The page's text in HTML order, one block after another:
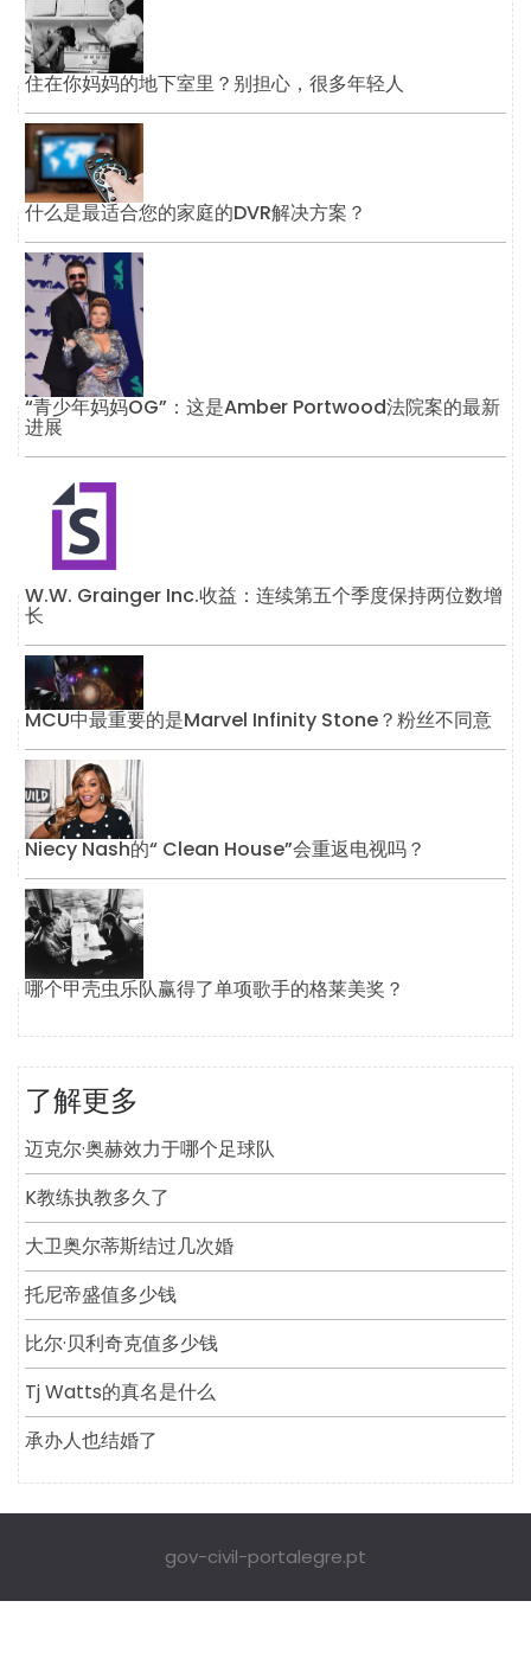
住在你妈妈的地下室里？别担心，很多年轻人
什么是最适合您的家庭的DVR解决方案？
“青少年妈妈OG”：这是Amber Portwood法院案的最新
进展
W.W. Grainger Inc.收益：连续第五个季度保持两位数增
长
MCU中最重要的是Marvel Infinity Stone？粉丝不同意
Niecy Nash的“ Clean House”会重返电视吗？
哪个甲壳虫乐队赢得了单项歌手的格莱美奖？
了解更多
迈克尔·奥赫效力于哪个足球队
K教练执教多久了
大卫奥尔蒂斯结过几次婚
托尼帝盛值多少钱
比尔·贝利奇克值多少钱
Tj Watts的真名是什么
承办人也结婚了
gov-civil-portalegre.pt